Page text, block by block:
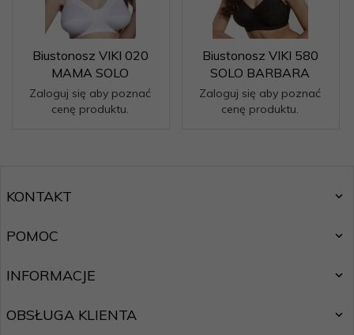
Biustonosz VIKI 020
MAMA SOLO
Zaloguj się aby poznać
cenę produktu.
Biustonosz VIKI 580
SOLO BARBARA
Zaloguj się aby poznać
cenę produktu.
KONTAKT
POMOC
INFORMACJE
OBSŁUGA KLIENTA